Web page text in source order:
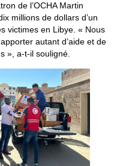
de l’OCHA Martin
millions de dollars d’un
victimes en Libye. « Nous
autant d’aide et de
», a-t-il souligné.